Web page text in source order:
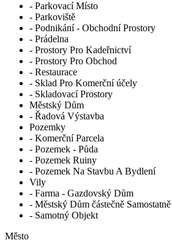
- Parkovací Místo
- Parkoviště
- Podnikání - Obchodní Prostory
- Prádelna
- Prostory Pro Kadeřnictví
- Prostory Pro Obchod
- Restaurace
- Sklad Pro Komerční účely
- Skladovací Prostory
Městský Dům
- Řadová Výstavba
Pozemky
- Komerční Parcela
- Pozemek - Půda
- Pozemek Ruiny
- Pozemek Na Stavbu A Bydlení
Vily
- Farma - Gazdovský Dům
- Městský Dům částečně
- Samotný Objekt
Město